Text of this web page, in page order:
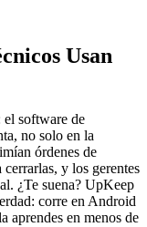
Usan
software de
no solo en la
órdenes de
y los gerentes
¿Te suena? UpKeep
corre en Android
aprendes en menos de